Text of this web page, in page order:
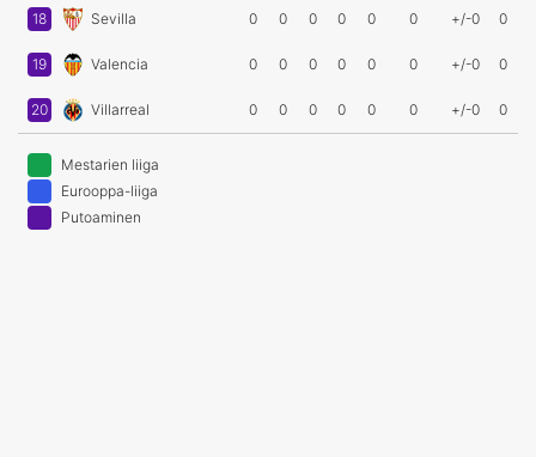
18 Sevilla 0 0 0 0 0 0 +/-0 0
19 Valencia 0 0 0 0 0 0 +/-0 0
20 Villarreal 0 0 0 0 0 0 +/-0 0
Mestarien liiga
Eurooppa-liiga
Putoaminen